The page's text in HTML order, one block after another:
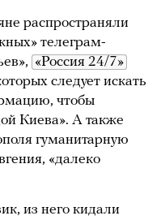
распространяли
телеграм-
«Россия 24/7»
следует искать
чтобы
Киева». А также
гуманитарную
«далеко
из него кидали